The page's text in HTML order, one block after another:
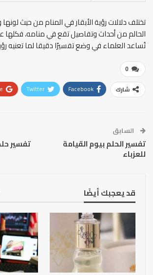
تختلف دلالات رؤية الأبقار في المنام من حيث
الحالم من أحداث وتفاصيل تقع في منامه،
تُساعد العلماء في وضع تفسيرًا دقيقا لما تعنيه
0
شارك Facebook
Twitter
السابق
تفسير الحلم بيوم القيامة
للعزباء
تفسير
قد يعجبك أيضًا